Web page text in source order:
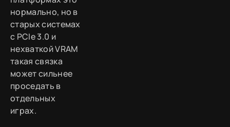
нормально, но в
старых системах
с PCIe 3.0 и
нехваткой VRAM
такая связка
может сильнее
проседать в
отдельных
играх.